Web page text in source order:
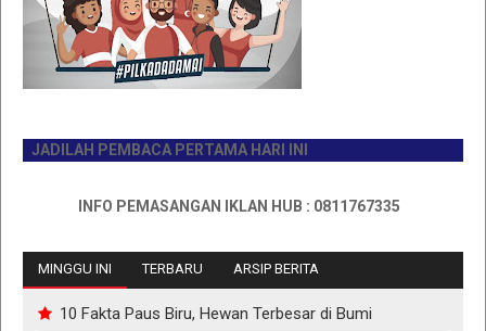
JADILAH PEMBACA PERTAMA HARI INI
INFO PEMASANGAN IKLAN HUB : 0811767335
MINGGU INI TERBARU ARSIP BERITA
10 Fakta Paus Biru, Hewan Terbesar di Bumi